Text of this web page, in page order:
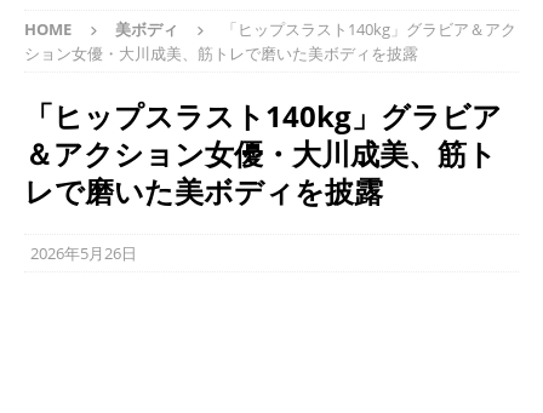
HOME 美ボディ
「ヒップスラスト140kg」グラビア＆アク
ション女優・大川成美、筋トレで磨いた美ボディを披露
「ヒップスラスト140kg」グラビア
＆アクション女優・大川成美、筋ト
レで磨いた美ボディを披露
2026年5月26日